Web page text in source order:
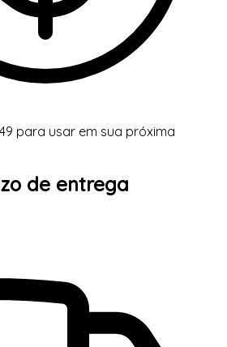
para usar em sua próxima
de entrega